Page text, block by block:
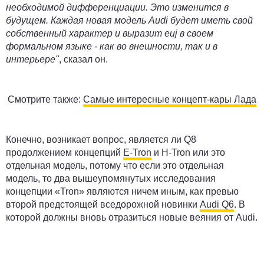
необходимой дифференциации. Это изменится в
будущем. Каждая новая модель Audi будет иметь свой
собственный характер и выразит еuj в своем
формальном языке - как во внешности, так и в
интерьере", сказал он.
Смотрите также: Самые интересные концепт-кары Лада
Конечно, возникает вопрос, является ли Q8
продолжением концепций E-Tron и H-Tron или это
отдельная модель, потому что если это отдельная
модель, то два вышеупомянутых исследования
концепции «Tron» являются ничем иным, как превью
второй предстоящей вседорожной новинки Audi Q6. В
которой должны вновь отразиться новые веяния от Audi.